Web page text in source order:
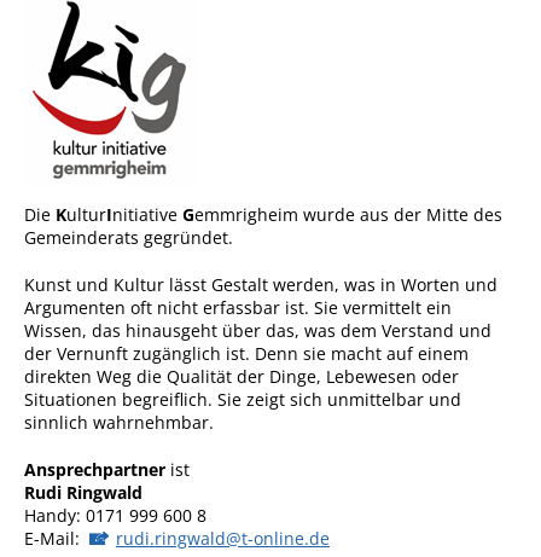
Musikschule
Jugendhaus
Sportstätten
Veranstaltungsgebäude
Freiwillige Feuerwehr
Friedhof
Die KulturInitiative Gemmrigheim wurde aus der Mitte des
Gemeinderats gegründet.
Kunst und Kultur lässt Gestalt werden, was in Worten und
Argumenten oft nicht erfassbar ist. Sie vermittelt ein
Wissen, das hinausgeht über das, was dem Verstand und
der Vernunft zugänglich ist. Denn sie macht auf einem
direkten Weg die Qualität der Dinge, Lebewesen oder
Situationen begreiflich. Sie zeigt sich unmittelbar und
sinnlich wahrnehmbar.
Ansprechpartner ist
Rudi Ringwald
Handy: 0171 999 600 8
E-Mail:
rudi.ringwald@t-online.de